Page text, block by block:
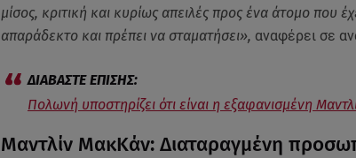
μίσος, κριτική και κυρίως απειλές προς ένα άτομο που
απαράδεκτο και πρέπει να σταματήσει», αναφέρει σε
Πολωνή υποστηρίζει ότι είναι η εξαφανισμένη
Μαντλίν ΜακΚάν: Διαταραγμένη